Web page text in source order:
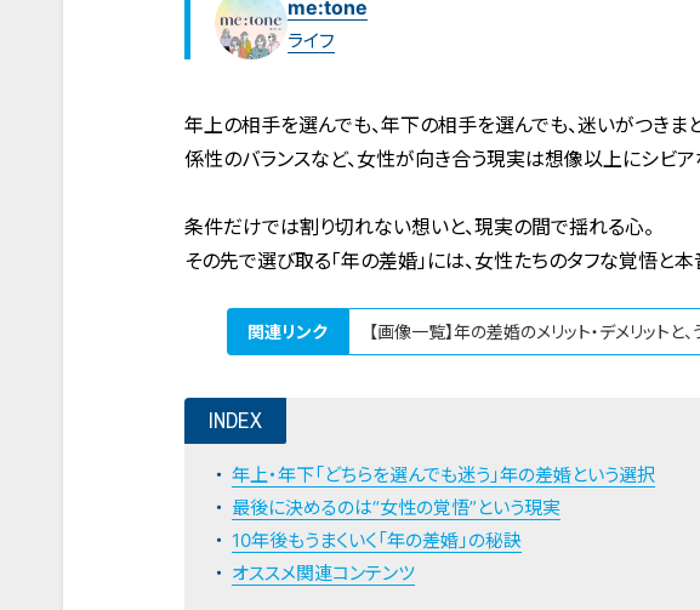
me:tone
ライフ
年上の相手を選んでも、年下の相手を選んでも、迷いがつきま
係性のバランスなど、女性が向き合う現実は想像以上にシビア
条件だけでは割り切れない想いと、現実の間で揺れる心。
その先で選び取る「年の差婚」には、女性たちのタフな覚悟と
関連リンク 【画像一覧】年の差婚のメリット・デメリットと
INDEX
年上・年下「どちらを選んでも迷う」年の差婚という選択
最後に決めるのは“女性の覚悟”という現実
10年後もうまくいく「年の差婚」の秘訣
オススメ関連コンテンツ